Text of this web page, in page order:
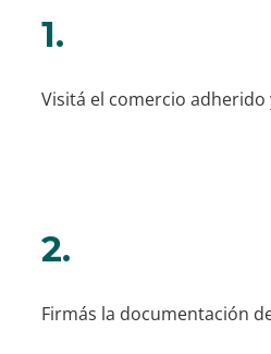
1.
Visitá el comercio adherido
2.
Firmás la documentación